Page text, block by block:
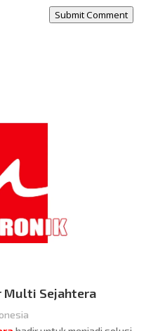
Submit Comment
Multi Sejahtera